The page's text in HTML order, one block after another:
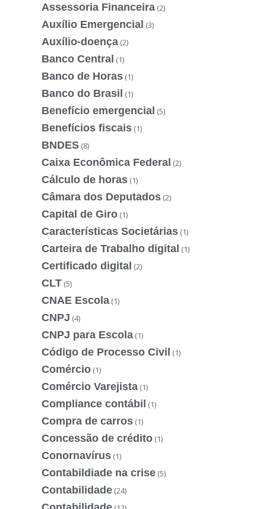
Assessoria Financeira (2)
Auxílio Emergencial (3)
Auxílio-doença (2)
Banco Central (1)
Banco de Horas (1)
Banco do Brasil (1)
Benefício emergencial (5)
Benefícios fiscais (1)
BNDES (8)
Caixa Econômica Federal (2)
Cálculo de horas (1)
Câmara dos Deputados (2)
Capital de Giro (1)
Características Societárias (1)
Carteira de Trabalho digital (1)
Certificado digital (2)
CLT (5)
CNAE Escola (1)
CNPJ (4)
CNPJ para Escola (1)
Código de Processo Civil (1)
Comércio (1)
Comércio Varejista (1)
Compliance contábil (1)
Compra de carros (1)
Concessão de crédito (1)
Conornavírus (1)
Contabildiade na crise (5)
Contabilidade (24)